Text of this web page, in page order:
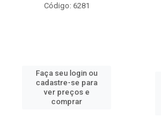
Código: 6281
Faça seu login ou
cadastre-se para
ver preços e
comprar